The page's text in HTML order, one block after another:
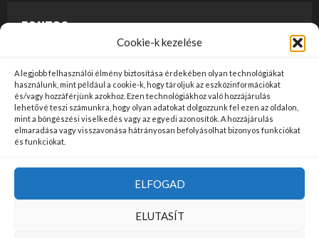
Cookie-k kezelése
A legjobb felhasználói élmény biztosítása érdekében olyan technológiákat
használunk, mint például a cookie-k, hogy tároljuk az eszközinformációkat
és/vagy hozzáférjünk azokhoz. Ezen technológiákhoz való hozzájárulás
lehetővé teszi számunkra, hogy olyan adatokat dolgozzunk fel ezen az oldalon,
mint a böngészési viselkedés vagy az egyedi azonosítók. A hozzájárulás
elmaradása vagy visszavonása hátrányosan befolyásolhat bizonyos funkciókat
és funkciókat.
ELFOGAD
ELUTASÍT
FONTOS
szerkesztői tartalomnak, előzetes ellenőrzésen
szúrópróba-szerűen esnek át, és az üzemeltető
véleményét nem tükrözik. Ha kifogással szeretne élni
valamely tartalommal kapcsolatban, kérjük jelezze
Felhasználási Feltételek